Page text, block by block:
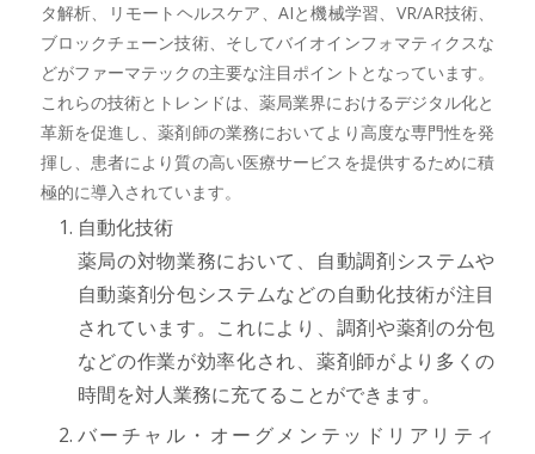
タ解析、リモートヘルスケア、AIと機械学習、VR/AR技術、
ブロックチェーン技術、そしてバイオインフォマティクスな
どがファーマテックの主要な注目ポイントとなっています。
これらの技術とトレンドは、薬局業界におけるデジタル化と
革新を促進し、薬剤師の業務においてより高度な専門性を発
揮し、患者により質の高い医療サービスを提供するために積
極的に導入されています。
自動化技術
薬局の対物業務において、自動調剤システムや
自動薬剤分包システムなどの自動化技術が注目
されています。これにより、調剤や薬剤の分包
などの作業が効率化され、薬剤師がより多くの
時間を対人業務に充てることができます。
バーチャル・オーグメンテッドリアリティ